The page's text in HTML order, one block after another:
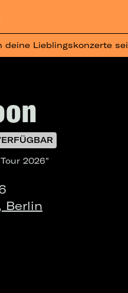
deine Lieblingskonzerte
2026"
Berlin